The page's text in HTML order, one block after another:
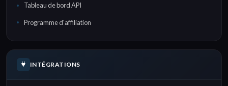
Tableau de bord API
Programme d'affiliation
INTÉGRATIONS